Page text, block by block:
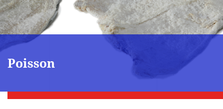
Poisson